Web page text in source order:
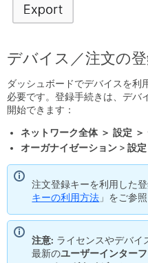
方
Term
イ
ス
ご
と
の
ラ
イ
セ
ス
理 (PDL)
デバイス／注文の登
ダッシュボードでデバイスを利
必要です。登録手続きは、デバ
開始できます：
ネットワーク全体 ＞ 設定 ＞
オーガナイゼーション > 設
注文登録キーを利用した
キーの利用方法 」をご参
注意: ライセンスやデバイ
最新のユーザーインターフ